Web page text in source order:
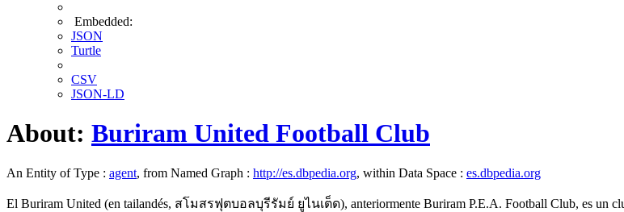
Embedded:
JSON
Turtle
CSV
JSON-LD
About: Buriram United Football Club
An Entity of Type : agent, from Named Graph : http://es.dbpedia.org, within Data Space : es.dbpedia.org
El Buriram United (en tailandés, สโมสรฟุตบอลบุรีรัมย์ ยูไนเต็ด), anteriormente Buriram P.E.A. Football Club, es un